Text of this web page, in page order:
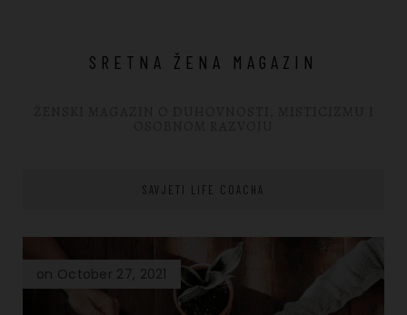
SRETNA ŽENA MAGAZIN
SAVJETI LIFE COACHA
on October 27, 2021